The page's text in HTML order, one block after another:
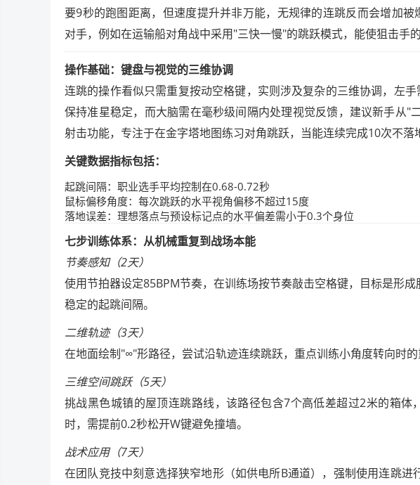
要9秒的跑图距离，但速度提升并非万能，无规律的连跳反而会增加
对手，例如在运输船对角战中采用"三快一慢"的跳跃模式，能使狙击手
操作基础：键盘与视觉的三维协调
连跳的操作看似只需重复按动空格键，实则涉及复杂的三维协调，左
保持准星稳定，而大脑需在毫秒级间隔内处理视觉反馈，建议新手从"
射击功能，专注于在金字塔地图练习对角跳跃，当能连续完成10次不落
关键数据指标包括：
起跳间隔：职业选手平均控制在0.68-0.72秒
鼠标偏移角度：每次跳跃的水平视角偏移不超过15度
落地误差：理想落点与预设标记点的水平偏差需小于0.3个身位
七步训练体系：从机械重复到战场本能
节奏感知（2天）
使用节拍器设定85BPM节奏，在训练场按节奏敲击空格键，目标是形
稳定的起跳间隔。
二维轨迹（3天）
在地面绘制"∞"形路径，尝试沿轨迹连续跳跃，重点训练小角度转向时的
三维空间跳跃（5天）
挑战黑色城镇的屋顶连跳路线，该路径包含7个高低差超过2米的箱
时，需提前0.2秒松开W键避免撞墙。
战术应用（7天）
在团队竞技中刻意选择狭窄地形（如供电所B通道），强制使用连跳